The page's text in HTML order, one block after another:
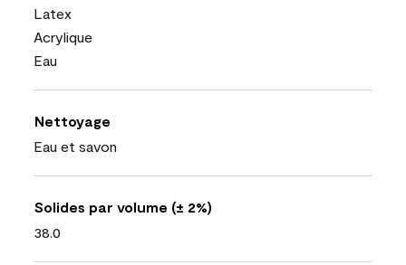
Latex
Acrylique
Eau
Nettoyage
Eau et savon
Solides par volume (± 2%)
38.0